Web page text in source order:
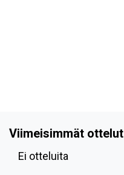
Viimeisimmät ottelut
Ei otteluita